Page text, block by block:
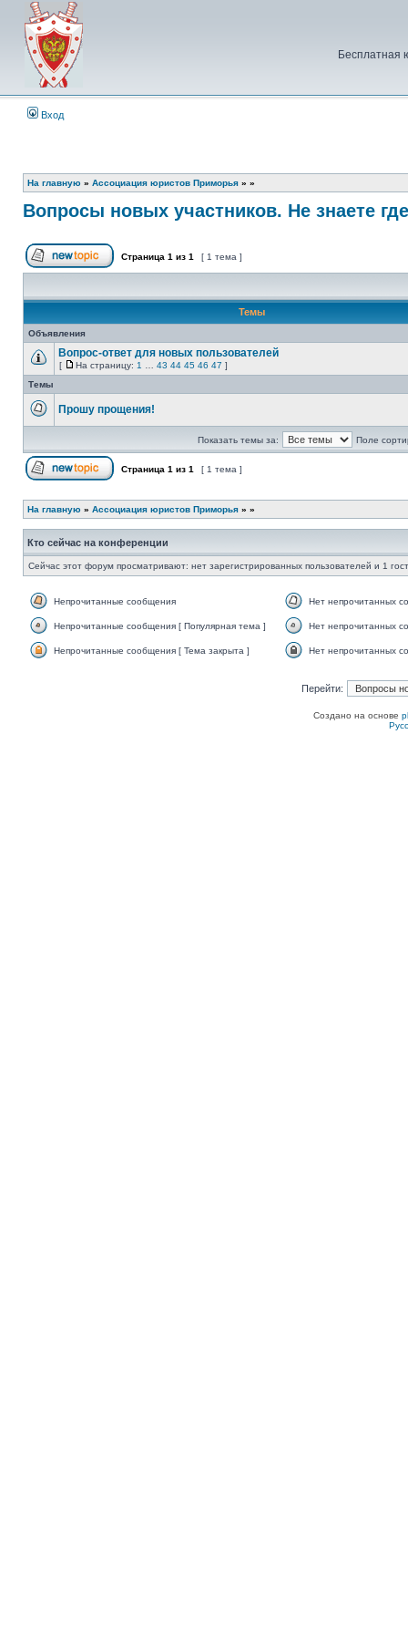
Бесплатная
Вход
На главную » Ассоциация юристов Приморья » »
Вопросы новых участников. Не знаете
Начать новую тему
Страница 1 из 1 [ 1 тема ]
Темы
Объявления
Нет
сообщений
Вопрос-ответ для новых пользователей
[
На
На страницу: 1 43 44 45 46 47 ]
Темы
Прошу прощения!
Показать темы за: Поле
Страница 1 из 1 [ 1 тема ]
На главную » Ассоциация юристов Приморья » »
Кто сейчас на конференции
Сейчас этот форум просматривают: нет зарегистрированных пользователей и 1
сообщения
Непрочитанные сообщения
непрочитанных
сообщений
Нет непрочитанных
сообщения
Непрочитанные сообщения [ Популярная тема ]
непрочитанных
сообщений
Популярная
тема
Нет непрочитанных
Непрочитанные сообщения [ Тема закрыта ]
сообщений
[
закрыта
Нет непрочитанных
Перейти:
Создано на основе